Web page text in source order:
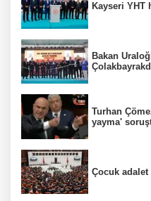
Kayseri YHT
Bakan
Turhan
yayma'
Çocuk